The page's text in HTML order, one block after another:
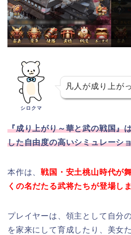
シロクマ
凡人が成り上が
『成り上がり～華と武の戦国』
した自由度の高いシミュレーシ
本作は、戦国・安土桃山時代が
くの名だたる武将たちが登場しま
プレイヤーは、領主として自分
を家来にして育成したり、美女